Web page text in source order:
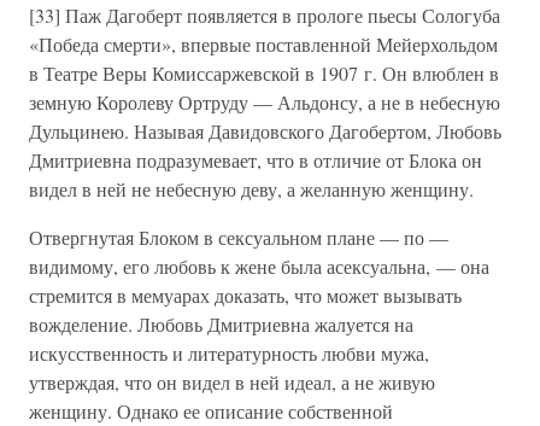
[33] Паж Дагоберт появляется в прологе пьесы Сологуба
«Победа смерти», впервые поставленной Мейерхольдом
в Театре Веры Комиссаржевской в 1907 г. Он влюблен в
земную Королеву Ортруду — Альдонсу, а не в небесную
Дульцинею. Называя Давидовского Дагобертом, Любовь
Дмитриевна подразумевает, что в отличие от Блока он
видел в ней не небесную деву, а желанную женщину.
Отвергнутая Блоком в сексуальном плане — по —
видимому, его любовь к жене была асексуальна, — она
стремится в мемуарах доказать, что может вызывать
вожделение. Любовь Дмитриевна жалуется на
искусственность и литературность любви мужа,
утверждая, что он видел в ней идеал, а не живую
женщину. Однако ее описание собственной